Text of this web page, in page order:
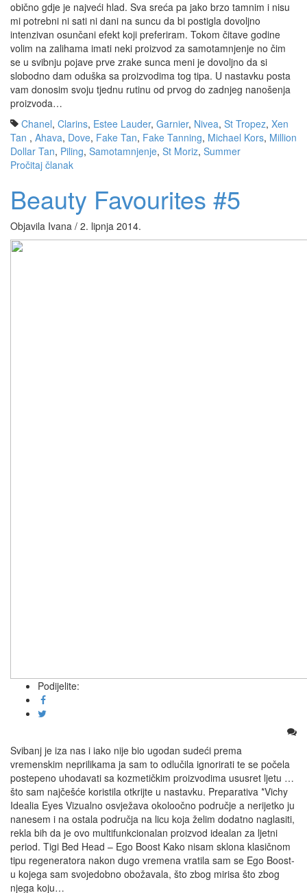
obično gdje je najveći hlad. Sva sreća pa jako brzo tamnim i nisu
mi potrebni ni sati ni dani na suncu da bi postigla dovoljno
intenzivan osunčani efekt koji preferiram. Tokom čitave godine
volim na zalihama imati neki proizvod za samotamnjenje no čim
se u svibnju pojave prve zrake sunca meni je dovoljno da si
slobodno dam oduška sa proizvodima tog tipa. U nastavku posta
vam donosim svoju tjednu rutinu od prvog do zadnjeg nanošenja
proizvoda…
Chanel, Clarins, Estee Lauder, Garnier, Nivea, St Tropez, Xen
Tan , Ahava, Dove, Fake Tan, Fake Tanning, Michael Kors, Million
Dollar Tan, Piling, Samotamnjenje, St Moriz, Summer
Pročitaj članak
Beauty Favourites #5
Objavila Ivana / 2. lipnja 2014.
Podijelite:
Svibanj je iza nas i iako nije bio ugodan sudeći prema
vremenskim neprilikama ja sam to odlučila ignorirati te se počela
postepeno uhodavati sa kozmetičkim proizvodima ususret ljetu …
što sam najčešće koristila otkrijte u nastavku. Preparativa *Vichy
Idealia Eyes Vizualno osvježava okoloočno područje a nerijetko ju
nanesem i na ostala područja na licu koja želim dodatno naglasiti,
rekla bih da je ovo multifunkcionalan proizvod idealan za ljetni
period. Tigi Bed Head – Ego Boost Kako nisam sklona klasičnom
tipu regeneratora nakon dugo vremena vratila sam se Ego Boost-
u kojega sam svojedobno obožavala, što zbog mirisa što zbog
njega koju…